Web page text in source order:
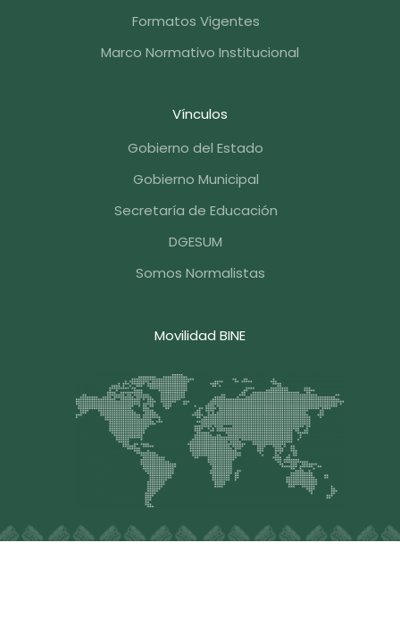
Formatos Vigentes
Marco Normativo Institucional
Vínculos
Gobierno del Estado
Gobierno Municipal
Secretaría de Educación
DGESUM
Somos Normalistas
Movilidad BINE